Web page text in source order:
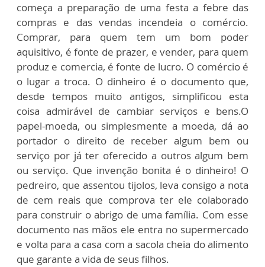
começa a preparação de uma festa a febre das
compras e das vendas incendeia o comércio.
Comprar, para quem tem um bom poder
aquisitivo, é fonte de prazer, e vender, para quem
produz e comercia, é fonte de lucro. O comércio é
o lugar a troca. O dinheiro é o documento que,
desde tempos muito antigos, simplificou esta
coisa admirável de cambiar serviços e bens.O
papel-moeda, ou simplesmente a moeda, dá ao
portador o direito de receber algum bem ou
serviço por já ter oferecido a outros algum bem
ou serviço. Que invenção bonita é o dinheiro! O
pedreiro, que assentou tijolos, leva consigo a nota
de cem reais que comprova ter ele colaborado
para construir o abrigo de uma família. Com esse
documento nas mãos ele entra no supermercado
e volta para a casa com a sacola cheia do alimento
que garante a vida de seus filhos.